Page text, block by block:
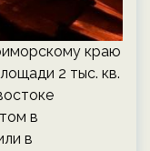
краю
2 тыс. кв.
в
в